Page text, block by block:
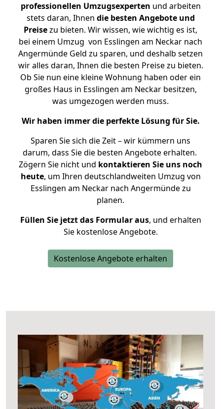
professionellen Umzugsexperten und arbeiten
stets daran, Ihnen die besten Angebote und
Preisezu bieten. Wir wissen, wie wichtig es ist,
bei einem Umzug von Esslingen am Neckar nach
Angermünde Geld zu sparen, und deshalb setzen
wir alles daran, Ihnen die besten Preise zu bieten.
Ob Sie nun eine kleine Wohnung haben oder ein
großes Haus in Esslingen am Neckar besitzen,
was umgezogen werden muss.
Wir haben immer die perfekte Lösung für Sie.
Sparen Sie sich die Zeit – wir kümmern uns
darum, dass Sie die besten Angebote erhalten.
Zögern Sie nicht und kontaktieren Sie uns noch
heute, um Ihren deutschlandweiten Umzug von
Esslingen am Neckar nach Angermünde zu
planen.
Füllen Sie jetzt das Formular aus, und erhalten
Sie kostenlose Angebote.
Kostenlose Angebote erhalten